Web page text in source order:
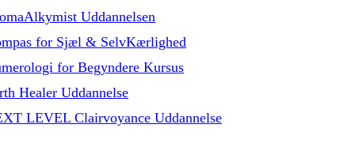
Uddannelsen
for Sjæl & SelvKærlighed
for Begyndere Kursus
Healer Uddannelse
LEVEL Clairvoyance Uddannelse